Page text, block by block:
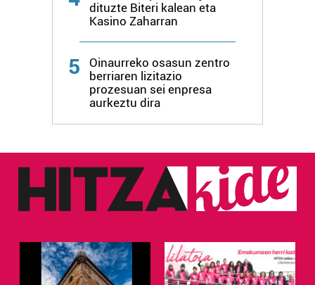
dituzte Biteri kalean eta
Kasino Zaharran
5
Oinaurreko osasun zentro
berriaren lizitazio
prozesuan sei enpresa
aurkeztu dira